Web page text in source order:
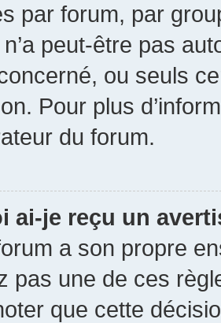
par forum, par
peut-être pas
ou seuls
Pour plus
du forum.
ai-je reçu un
a son propre
pas une de ces
que cette